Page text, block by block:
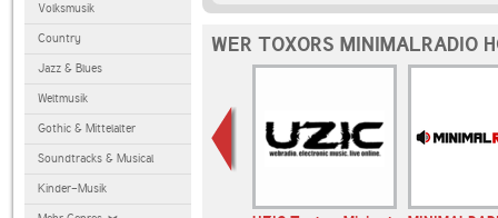
Volksmusik
Country
Jazz & Blues
Weltmusik
Gothic & Mittelalter
Soundtracks & Musical
Kinder-Musik
WER TOXORS MINIMALRADIO